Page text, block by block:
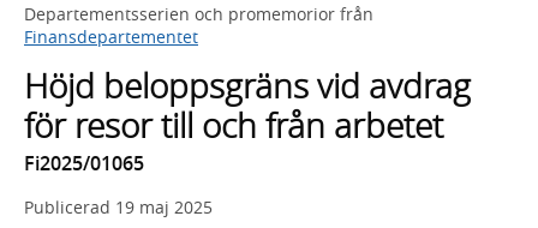
Departementsserien och promemorior från
Finansdepartementet
Höjd beloppsgräns vid avdrag
för resor till och från arbetet
Fi2025/01065
Publicerad 19 maj 2025